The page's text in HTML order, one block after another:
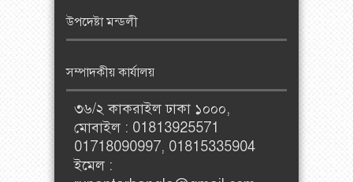
উপদেষ্টা মন্ডলী
সম্পাদকীয় কার্যালয়
৩৬/২ কাকরাইল ঢাকা ১০০০,
মোবাইল : 01813925571
01718090997, 01815335904
ইমেল :